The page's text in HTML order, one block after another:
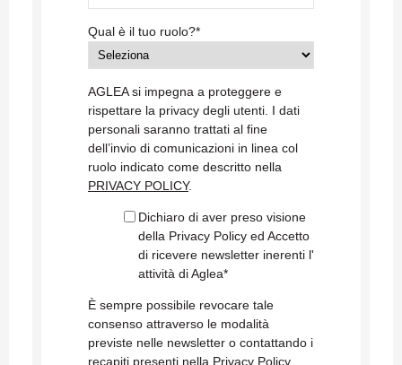
Qual è il tuo ruolo?*
AGLEA si impegna a proteggere e
rispettare la privacy degli utenti. I dati
personali saranno trattati al fine
dell’invio di comunicazioni in linea col
ruolo indicato come descritto nella
PRIVACY POLICY.
Dichiaro di aver preso visione
della Privacy Policy ed Accetto
di ricevere newsletter inerenti l'
attività di Aglea*
È sempre possibile revocare tale
consenso attraverso le modalità
previste nelle newsletter o contattando i
recapiti presenti nella Privacy Policy.